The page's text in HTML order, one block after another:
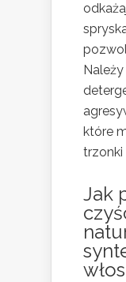
które
trzonki
Jak